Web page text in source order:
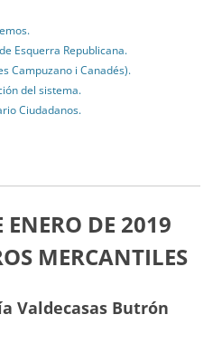
Esquerra Republicana.
Campuzano i Canadés).
del sistema.
Ciudadanos.
ENERO DE 2019
MERCANTILES
Valdecasas Butrón